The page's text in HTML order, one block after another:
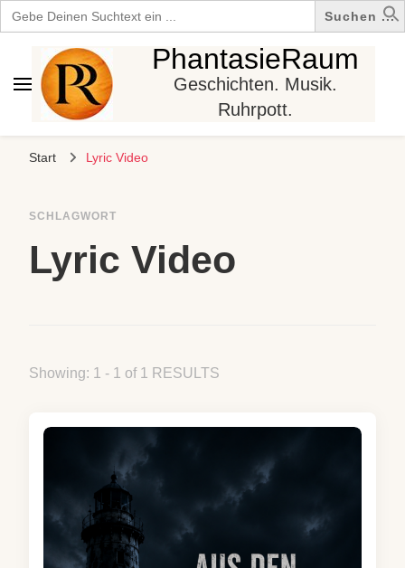
Search
for:
PhantasieRaum
Geschichten. Musik.
Ruhrpott.
Start Lyric Video
SCHLAGWORT
Lyric Video
Showing: 1 - 1 of 1 RESULTS